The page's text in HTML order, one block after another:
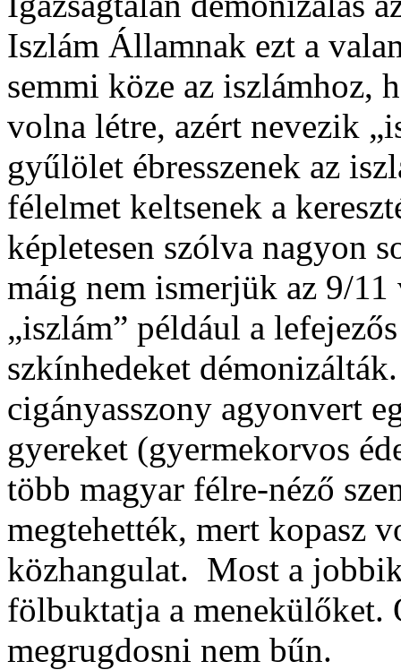
Iszlám Államnak ezt a
semmi köze az iszlámhoz,
volna létre, azért nevezik
gyűlölet ébresszenek az
félelmet keltsenek a
képletesen szólva nagyon
máig nem ismerjük az 9/
„iszlám” például a
szkínhedeket
cigányasszony agyonvert
gyereket (gyermekorvos
több magyar félre-néző
megtehették, mert kopasz
közhangulat. Most a
fölbuktatja a menekülőket.
megrugdosni nem bűn.